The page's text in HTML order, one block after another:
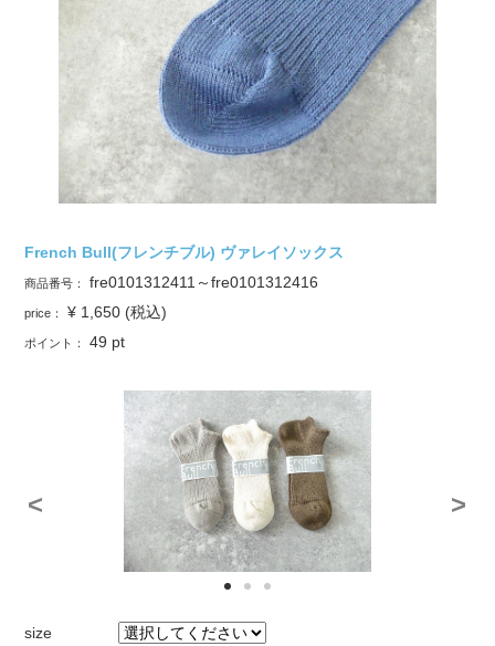
French Bull(フレンチブル) ヴァレイソックス
商品番号： fre0101312411～fre0101312416
price： ¥ 1,650 (税込)
ポイント： 49 pt
< >
size